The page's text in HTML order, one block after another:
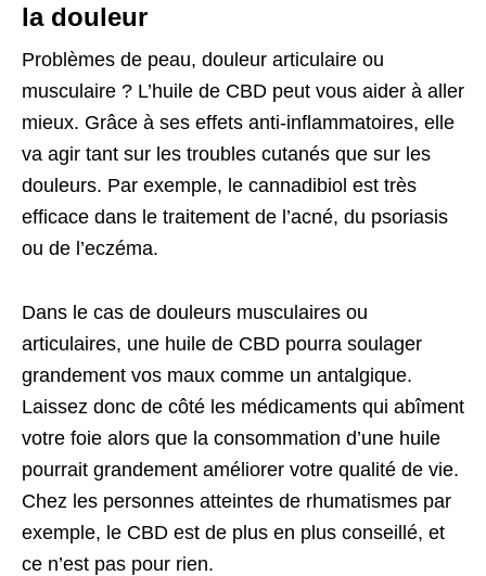
la douleur
Problèmes de peau, douleur articulaire ou
musculaire ? L’huile de CBD peut vous aider à aller
mieux. Grâce à ses effets anti-inflammatoires, elle
va agir tant sur les troubles cutanés que sur les
douleurs. Par exemple, le cannadibiol est très
efficace dans le traitement de l’acné, du psoriasis
ou de l’eczéma.
Dans le cas de douleurs musculaires ou
articulaires, une huile de CBD pourra soulager
grandement vos maux comme un antalgique.
Laissez donc de côté les médicaments qui abîment
votre foie alors que la consommation d’une huile
pourrait grandement améliorer votre qualité de vie.
Chez les personnes atteintes de rhumatismes par
exemple, le CBD est de plus en plus conseillé, et
ce n’est pas pour rien.